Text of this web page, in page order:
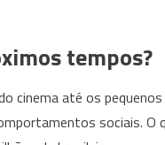
tempos?
cinema até os
sociais.